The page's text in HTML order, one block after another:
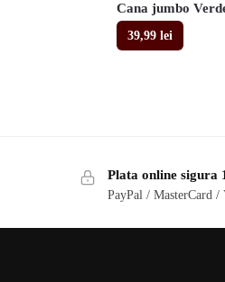
Cana jumbo
39,99 lei
Plata online sigura
PayPal / MasterCard /